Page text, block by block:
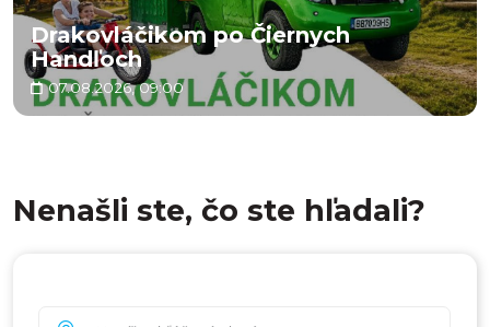
Drakovláčikom po Čiernych
Handľoch
07.08.2026, 09:00
Nenašli ste, čo ste hľadali?